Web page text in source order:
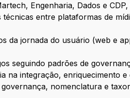
Engenharia, Dados e
entre plataformas de
da jornada do usuário (web e
seguindo padrões de
na integração, enriquecimento e
nomenclatura e